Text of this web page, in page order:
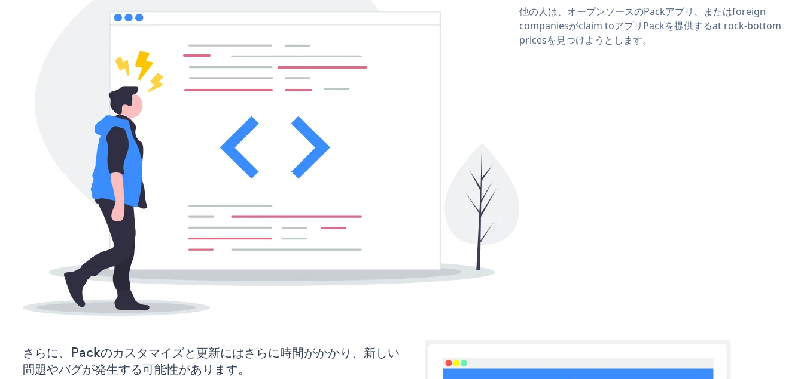
他の人は、オープンソースのPackアプリ、またはforeign
companiesがclaim toアプリPackを提供するat rock-bottom
pricesを見つけようとします。
さらに、Packのカスタマイズと更新にはさらに時間がかかり、新しい
問題やバグが発生する可能性があります。